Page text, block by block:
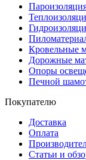
Кровельные
Дорожные
Опоры
Печной
Покупателю
Доставка
Оплата
Статьи и